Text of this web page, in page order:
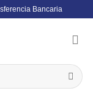
Bancaria